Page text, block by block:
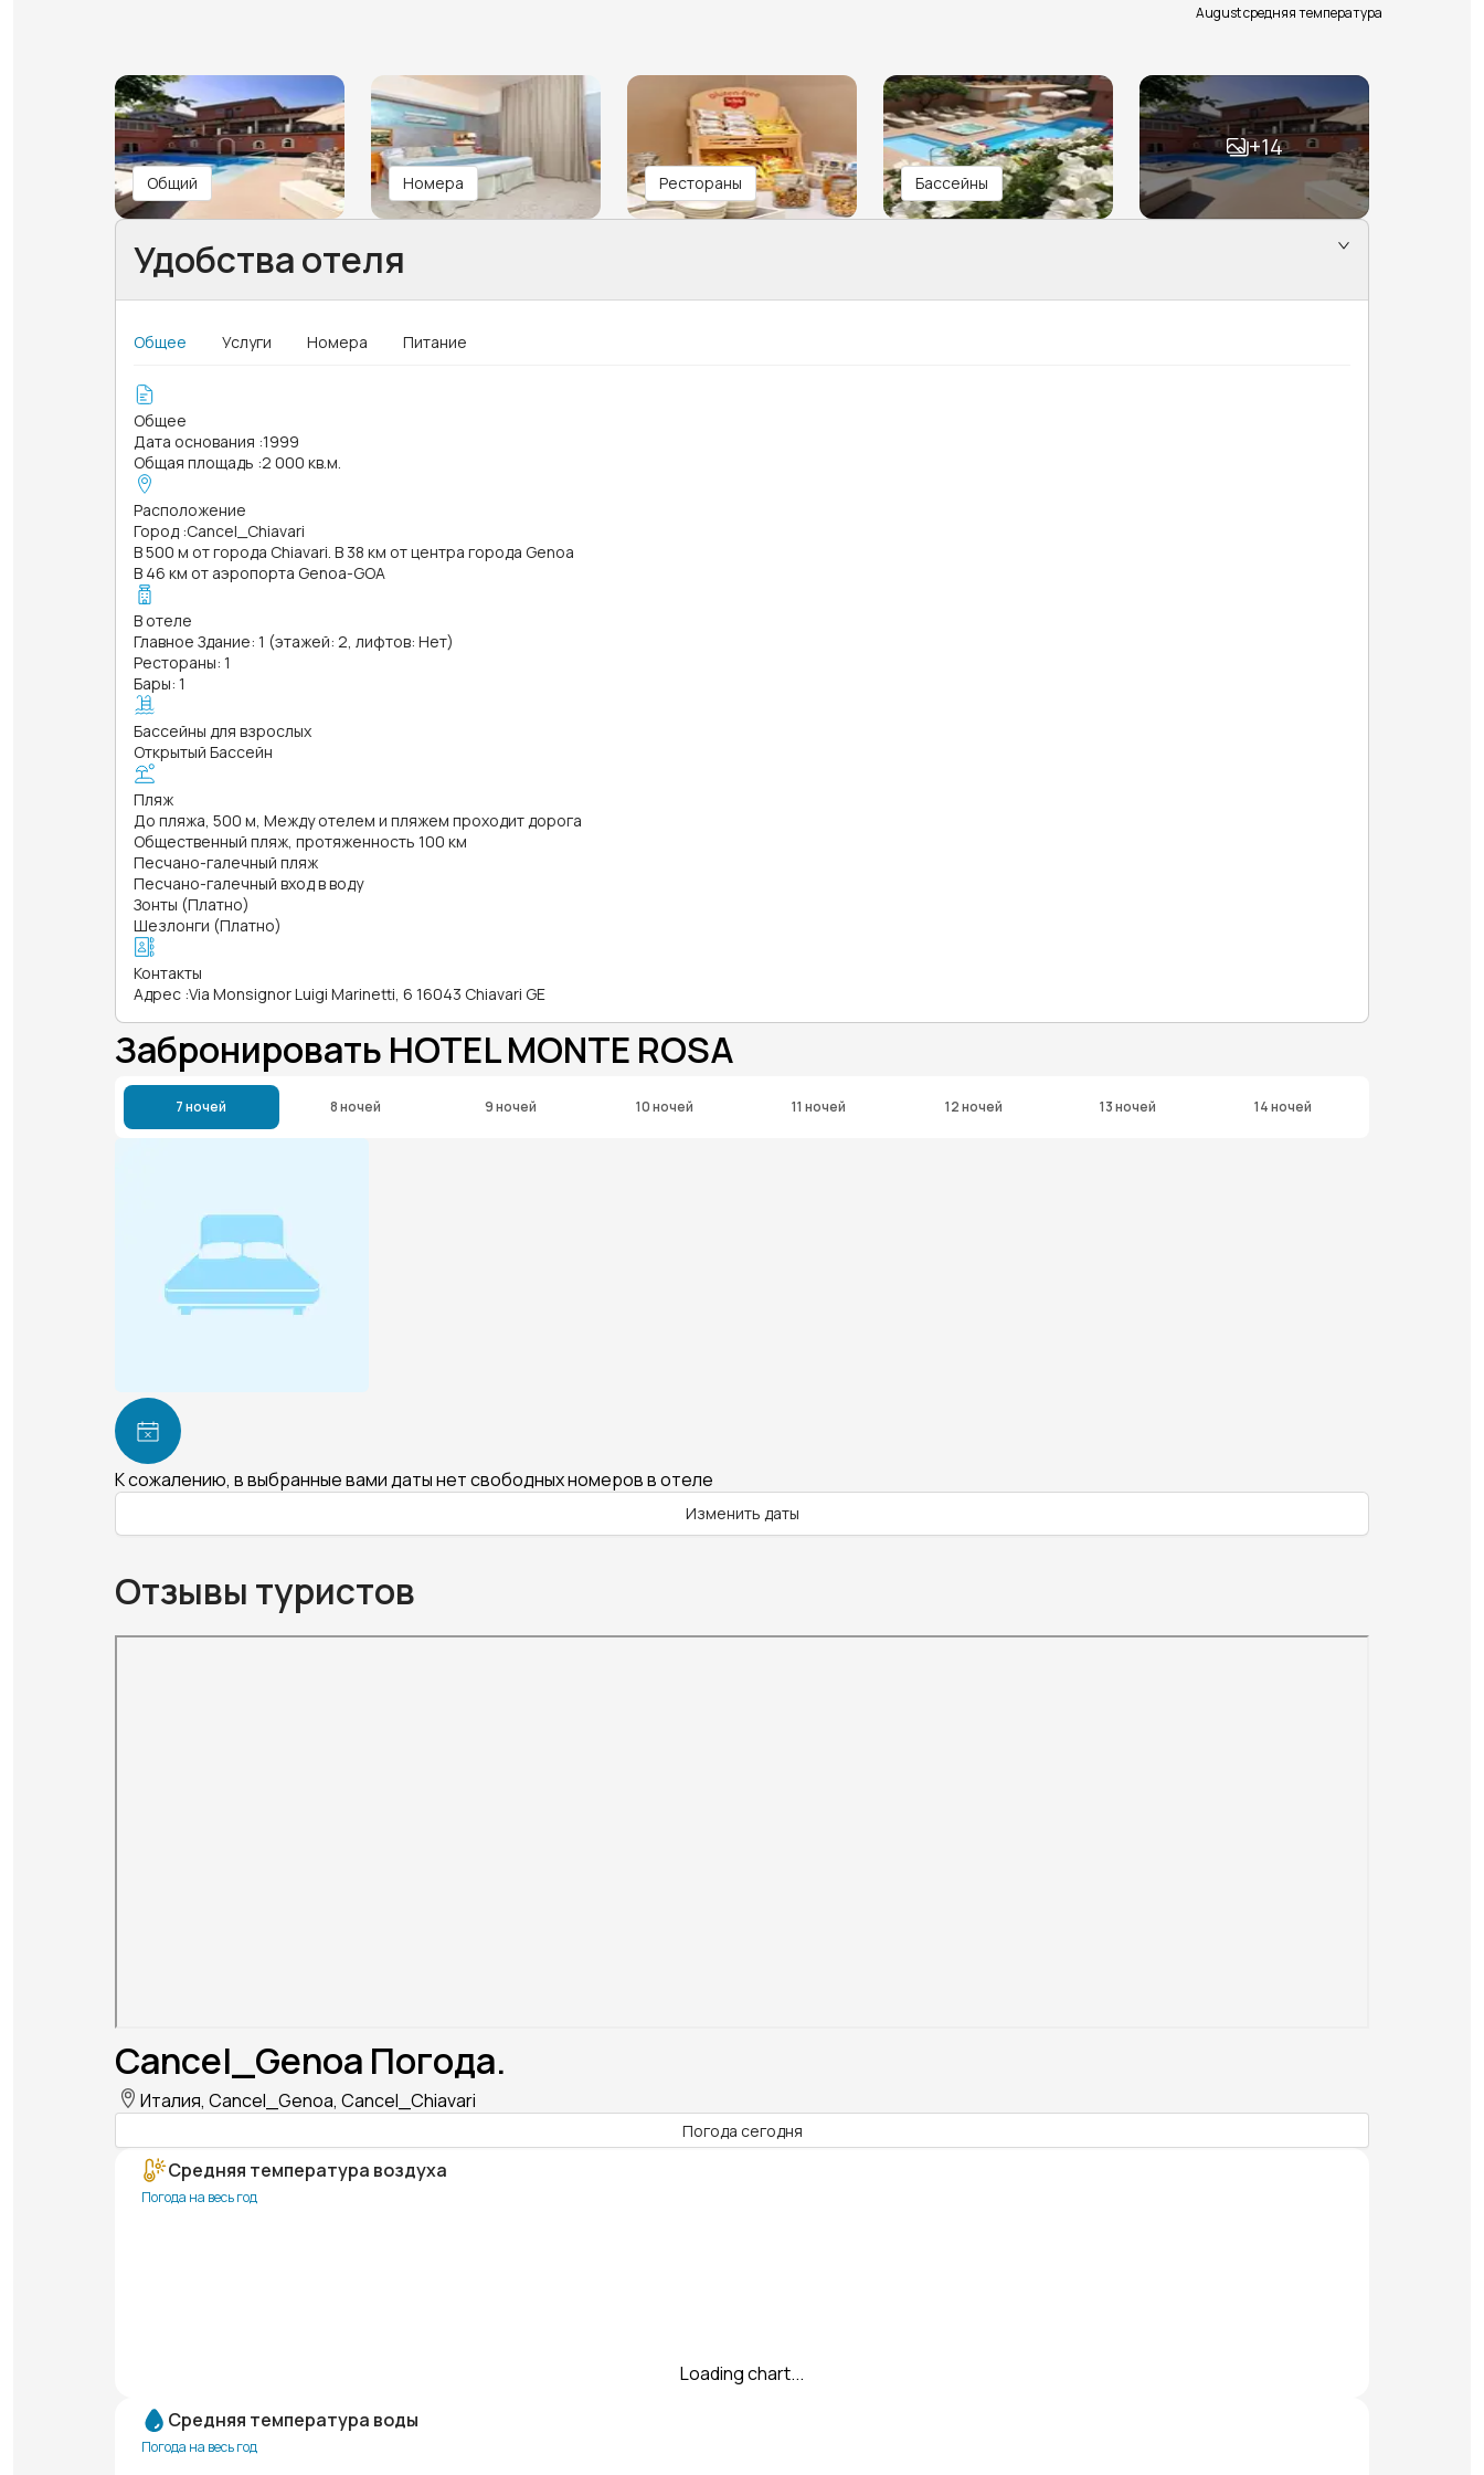
August средняя температура
Общий Номера Рестораны Бассейны
+14
Удобства отеля
Общее Услуги Номера Питание
Общее
Дата основания :1999
Общая площадь :2 000 кв.м.
Расположение
Город :Cancel_Chiavari
В 500 м от города Chiavari. В 38 км от центра города Genoa
В 46 км от аэропорта Genoa-GOA
В отеле
Главное Здание: 1 (этажей: 2, лифтов: Нет)
Рестораны: 1
Бары: 1
Бассейны для взрослых
Открытый Бассейн
Пляж
До пляжа, 500 м, Между отелем и пляжем проходит дорога
Общественный пляж, протяженность 100 км
Песчано-галечный пляж
Песчано-галечный вход в воду
Зонты (Платно)
Шезлонги (Платно)
Контакты
Адрес :Via Monsignor Luigi Marinetti, 6 16043 Chiavari GE
Забронировать HOTEL MONTE ROSA
7 ночей 8 ночей 9 ночей 10 ночей 11 ночей 12 ночей 13 ночей 14 ночей
К сожалению, в выбранные вами даты нет свободных номеров в отеле
Изменить даты
Отзывы туристов
Cancel_Genoa Погода.
Италия, Cancel_Genoa, Cancel_Chiavari
Погода сегодня
Средняя температура воздуха
Погода на весь год
Loading chart...
Средняя температура воды
Погода на весь год